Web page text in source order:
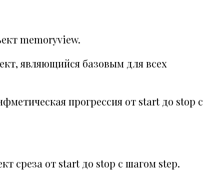
memoryview.
являющийся базовым для всех
прогрессия от start до stop с
среза от start до stop с шагом step.